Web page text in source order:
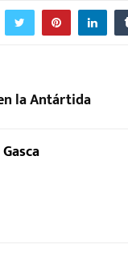
la Antártida